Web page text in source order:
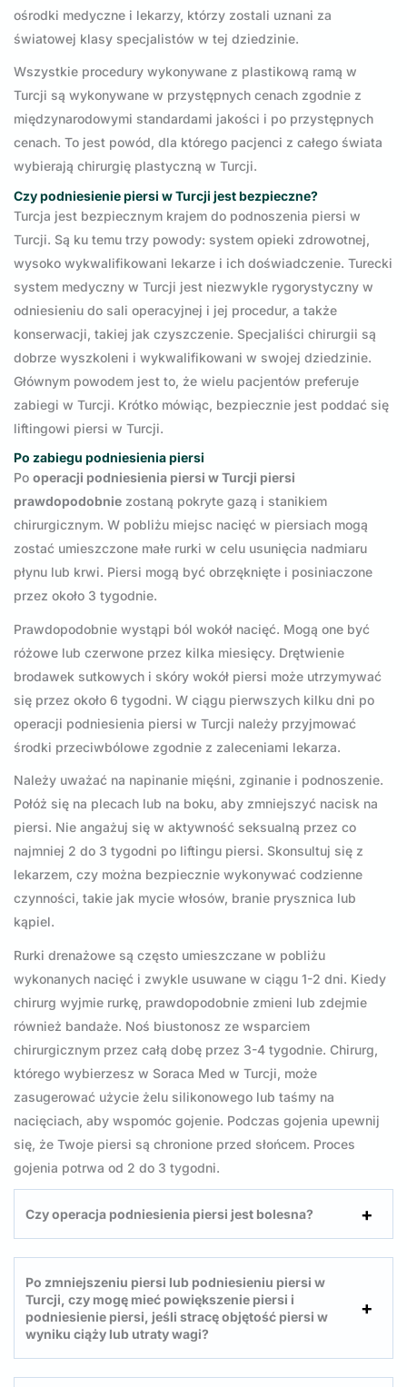
ośrodki medyczne i lekarzy, którzy zostali uznani za
światowej klasy specjalistów w tej dziedzinie.
Wszystkie procedury wykonywane z plastikową ramą w
Turcji są wykonywane w przystępnych cenach zgodnie z
międzynarodowymi standardami jakości i po przystępnych
cenach. To jest powód, dla którego pacjenci z całego świata
wybierają chirurgię plastyczną w Turcji.
Czy podniesienie piersi w Turcji jest bezpieczne?
Turcja jest bezpiecznym krajem do podnoszenia piersi w
Turcji. Są ku temu trzy powody: system opieki zdrowotnej,
wysoko wykwalifikowani lekarze i ich doświadczenie. Turecki
system medyczny w Turcji jest niezwykle rygorystyczny w
odniesieniu do sali operacyjnej i jej procedur, a także
konserwacji, takiej jak czyszczenie. Specjaliści chirurgii są
dobrze wyszkoleni i wykwalifikowani w swojej dziedzinie.
Głównym powodem jest to, że wielu pacjentów preferuje
zabiegi w Turcji. Krótko mówiąc, bezpiecznie jest poddać się
liftingowi piersi w Turcji.
Po zabiegu podniesienia piersi
Po operacji podniesienia piersi w Turcji piersi
prawdopodobnie zostaną pokryte gazą i stanikiem
chirurgicznym. W pobliżu miejsc nacięć w piersiach mogą
zostać umieszczone małe rurki w celu usunięcia nadmiaru
płynu lub krwi. Piersi mogą być obrzęknięte i posiniaczone
przez około 3 tygodnie.
Prawdopodobnie wystąpi ból wokół nacięć. Mogą one być
różowe lub czerwone przez kilka miesięcy. Drętwienie
brodawek sutkowych i skóry wokół piersi może utrzymywać
się przez około 6 tygodni. W ciągu pierwszych kilku dni po
operacji podniesienia piersi w Turcji należy przyjmować
środki przeciwbólowe zgodnie z zaleceniami lekarza.
Należy uważać na napinanie mięśni, zginanie i podnoszenie.
Połóż się na plecach lub na boku, aby zmniejszyć nacisk na
piersi. Nie angażuj się w aktywność seksualną przez co
najmniej 2 do 3 tygodni po liftingu piersi. Skonsultuj się z
lekarzem, czy można bezpiecznie wykonywać codzienne
czynności, takie jak mycie włosów, branie prysznica lub
kąpiel.
Rurki drenażowe są często umieszczane w pobliżu
wykonanych nacięć i zwykle usuwane w ciągu 1-2 dni. Kiedy
chirurg wyjmie rurkę, prawdopodobnie zmieni lub zdejmie
również bandaże. Noś biustonosz ze wsparciem
chirurgicznym przez całą dobę przez 3-4 tygodnie. Chirurg,
którego wybierzesz w Soraca Med w Turcji, może
zasugerować użycie żelu silikonowego lub taśmy na
nacięciach, aby wspomóc gojenie. Podczas gojenia upewnij
się, że Twoje piersi są chronione przed słońcem. Proces
gojenia potrwa od 2 do 3 tygodni.
Czy operacja podniesienia piersi jest bolesna?
Po zmniejszeniu piersi lub podniesieniu piersi w
Turcji, czy mogę mieć powiększenie piersi i
podniesienie piersi, jeśli stracę objętość piersi w
wyniku ciąży lub utraty wagi?